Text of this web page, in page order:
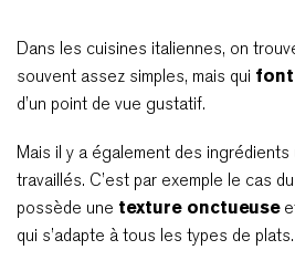
Dans les cuisines italiennes, on
souvent assez simples, mais qui
d’un point de vue gustatif.
Mais il y a également des
travaillés. C’est par exemple le cas du
possède une texture onctueuse
qui s’adapte à tous les types de plats.